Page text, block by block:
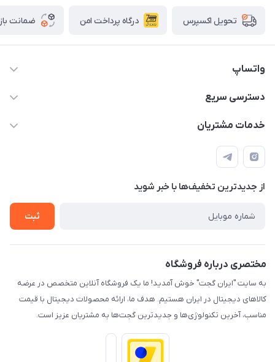
تحویل اکسپرس درگاه پرداخت امن ضمانت
واتساپ
09933276933 واتس اپ و اینستاگرام - فقط
دسترسی سریع
حساب کاربری
لیست محصولات
درباره ما
خدمات مشتریان
قوانین و مقررات
حریم خصوصی
راهنما
از جدید‌ترین تخفیف‌ها با‌ خبر شوید
ثبت
مختصری درباره فروشگاه
به سایت "ایران گجت" خوش آمدید! ما یک فروشگاه آنلاین متخصص در عرضه
کالاهای دیجیتال در ایران هستیم. هدف ما، ارائه محصولات دیجیتال با قیمت
مناسب، آخرین تکنولوژی‌ها و جدیدترین گجت‌ها به مشتریان عزیز است.